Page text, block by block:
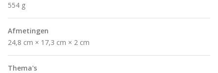
554 g
Afmetingen
24,8 cm × 17,3 cm × 2 cm
Thema's